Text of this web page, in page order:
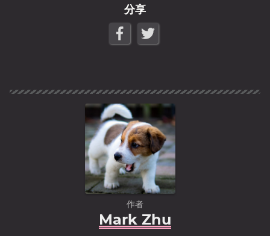
分享
作者
Mark Zhu